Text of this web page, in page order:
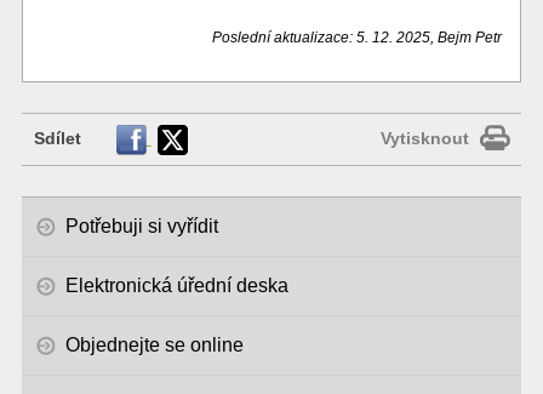
Poslední aktualizace: 5. 12. 2025, Bejm Petr
Sdílet Vytisknout
Potřebuji si vyřídit
Elektronická úřední deska
Objednejte se online